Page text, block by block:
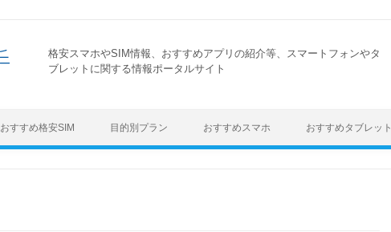
格安スマホやSIM情報、おすすめアプリの紹介等、スマートフォンやタ
ブレットに関する情報ポータルサイト
おすすめ格安SIM 目的別プラン おすすめスマホ おすすめタブレット